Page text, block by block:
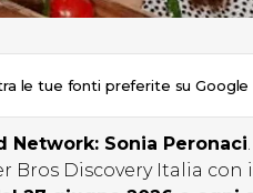
le tue fonti preferite su Google
Network: Sonia Peronaci
Discovery Italia